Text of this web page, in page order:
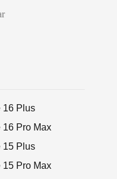
16 Plus
16 Pro Max
15 Plus
15 Pro Max